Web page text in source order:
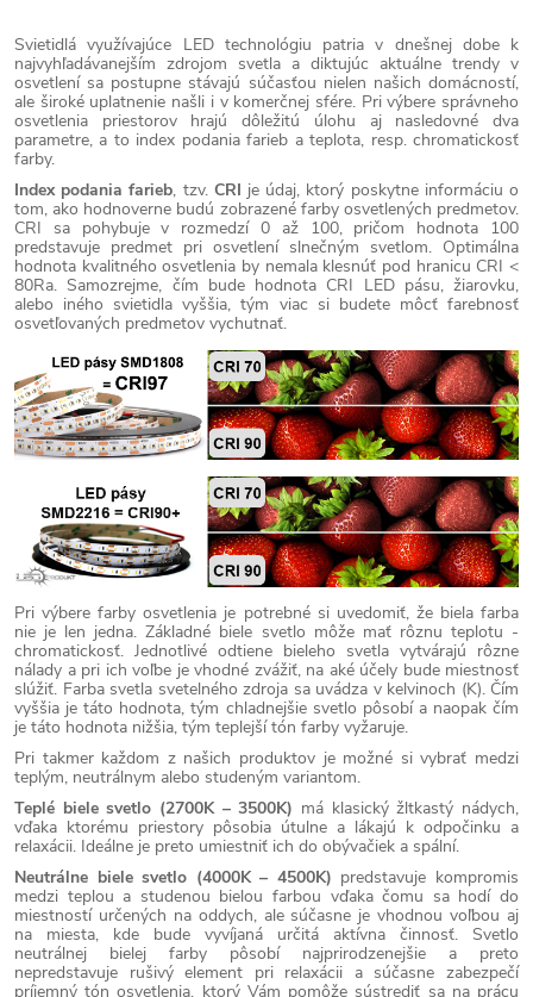
Svietidlá využívajúce LED technológiu patria v dnešnej dobe k
najvyhľadávanejším zdrojom svetla a diktujúc aktuálne trendy v
osvetlení sa postupne stávajú súčasťou nielen našich domácností,
ale široké uplatnenie našli i v komerčnej sfére. Pri výbere správneho
osvetlenia priestorov hrajú dôležitú úlohu aj nasledovné dva
parametre, a to index podania farieb a teplota, resp. chromatickosť
farby.
Index podania farieb, tzv. CRI je údaj, ktorý poskytne informáciu o
tom, ako hodnoverne budú zobrazené farby osvetlených predmetov.
CRI sa pohybuje v rozmedzí 0 až 100, pričom hodnota 100
predstavuje predmet pri osvetlení slnečným svetlom. Optimálna
hodnota kvalitného osvetlenia by nemala klesnúť pod hranicu CRI <
80Ra. Samozrejme, čím bude hodnota CRI LED pásu, žiarovku,
alebo iného svietidla vyššia, tým viac si budete môcť farebnosť
osvetľovaných predmetov vychutnať.
Pri výbere farby osvetlenia je potrebné si uvedomiť, že biela farba
nie je len jedna. Základné biele svetlo môže mať rôznu teplotu -
chromatickosť. Jednotlivé odtiene bieleho svetla vytvárajú rôzne
nálady a pri ich voľbe je vhodné zvážiť, na aké účely bude miestnosť
slúžiť. Farba svetla svetelného zdroja sa uvádza v kelvinoch (K). Čím
vyššia je táto hodnota, tým chladnejšie svetlo pôsobí a naopak čím
je táto hodnota nižšia, tým teplejší tón farby vyžaruje.
Pri takmer každom z našich produktov je možné si vybrať medzi
teplým, neutrálnym alebo studeným variantom.
Teplé biele svetlo (2700K – 3500K) má klasický žltkastý nádych,
vďaka ktorému priestory pôsobia útulne a lákajú k odpočinku a
relaxácii. Ideálne je preto umiestniť ich do obývačiek a spální.
Neutrálne biele svetlo (4000K – 4500K) predstavuje kompromis
medzi teplou a studenou bielou farbou vďaka čomu sa hodí do
miestností určených na oddych, ale súčasne je vhodnou voľbou aj
na miesta, kde bude vyvíjaná určitá aktívna činnosť. Svetlo
neutrálnej bielej farby pôsobí najprirodzenejšie a preto
nepredstavuje rušivý element pri relaxácii a súčasne zabezpečí
príjemný tón osvetlenia, ktorý Vám pomôže sústrediť sa na prácu